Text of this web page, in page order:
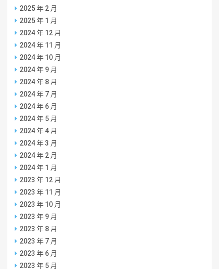
2025 年 2 月
2025 年 1 月
2024 年 12 月
2024 年 11 月
2024 年 10 月
2024 年 9 月
2024 年 8 月
2024 年 7 月
2024 年 6 月
2024 年 5 月
2024 年 4 月
2024 年 3 月
2024 年 2 月
2024 年 1 月
2023 年 12 月
2023 年 11 月
2023 年 10 月
2023 年 9 月
2023 年 8 月
2023 年 7 月
2023 年 6 月
2023 年 5 月